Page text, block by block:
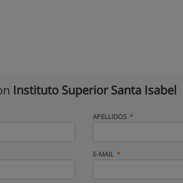
Instituto Superior Santa Isabel
APELLIDOS
E-MAIL